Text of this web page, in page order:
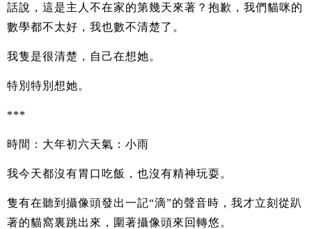
話說，這是主人不在家的第幾天來著？抱歉，我們貓咪的
數學都不太好，我也數不清楚了。
我隻是很清楚，自己在想她。
特別特別想她。
***
時間：大年初六天氣：小雨
我今天都沒有胃口吃飯，也沒有精神玩耍。
隻有在聽到攝像頭發出一記“滴”的聲音時，我才立刻從趴
著的貓窩裏跳出來，圍著攝像頭來回轉悠。